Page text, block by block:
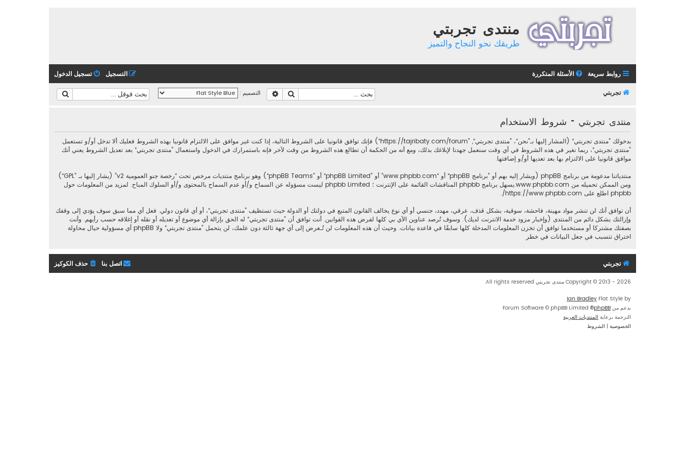
منتدى تجربتي
طريقك نحو النجاح والتميز
روابط سريعة الأسئلة المتكررة تسجيل الدخول التسجيل
تجربتي التصميم : بحث بحث متقدم
منتدى تجربتي - شروط الاستخدام
بدخولك ”منتدى تجربتي“ (المشار إليها بـ”نحن“، ”منتدى تجربتي“, ”https://tajribaty.com/forum“) فإنك توافق قانونيا على الشروط التالية، إذا كنت غير موافق على الالتزام قانونيا بهذه الشروط فعليك ألا تدخل أو/و تستعمل
”منتدى تجربتي“، ربما نغير في هذه الشروط في أي وقت سنعمل جهدنا لإبلاغك بذلك، ومع أنه من الحكمة أن تطالع هذه الشروط من وقت لآخر فإنه باستمرارك في الدخول واستعمال ”منتدى تجربتي“ بعد تعديل الشروط يعني أنك
موافق قانونيا على الالتزام بها بعد تعديها أو/و إضافتها.
منتدياتنا مدعومة من برنامج phpBB (ويشار إليه بهم أو ”برنامج phpBB“ أو “www.phpbb.com” أو ”phpBB Limited“ أو ”phpBB Teams“) وهو برنامج منتديات مرخص تحت “
رخصة جنو العمومية v2
” (يشار إليها بـ ”GPL“)
ومن الممكن تحميله من www.phpbb.com
.يسهل برنامج phpbb المناقشات القائمة على الإنترنت ؛ phpbb Limited ليست مسؤوله عن السماح و/أو عدم السماح بالمحتوى و/أو السلوك المباح. لمزيد من المعلومات حول
phpbb اطلع على
https://www.phpbb.com/
.
أن توافق أنك لن تنشر مواد مهينة، فاحشة، سوقية، بشكل قذف، عرقي، مهدد، جنسي أو أي نوع يخالف القانون المتبع في دولتك أو الدولة حيث تستظيف ”منتدى تجربتي“، أو أي قانون دولي. فعل أي مما سبق سوف يؤدي إلى وقفك
وإزالتك بشكل دائم من المنتدى (وإخبار مزود خدمة الانترنت لديك). وسوف تُرصد عناوين الآي بي كلها لفرض هذه القوانين. أنت توافق أن ”منتدى تجربتي“ له الحق بإزالة أي موضوع أو تعديله أو نقله أو إغلاقه حسب رأيهم. وأنت
بصفتك مشتركا أو مستخدما توافق أن تخزن المعلومات المدخلة كلها سابقًا في قاعدة بيانات. وحيث أن هذه المعلومات لن تُـعرض إلى أي جهة ثالثة دون علمك، لن يتحمل ”منتدى تجربتي“ ولا phpBB أي مسؤولية حيال محاولة
اختراق تتسبب في جعل البيانات في خطر
تجربتي حذف الكوكيز اتصل بنا
Copyright © 2013 - 2026 منتدى تجربتي All rights reserved.
Flat Style by
Ian Bradley
بدعم من phpBB
® Forum Software © phpBB Limited
الترجمة برعاية المنتديات العربية
الخصوصية | الشروط